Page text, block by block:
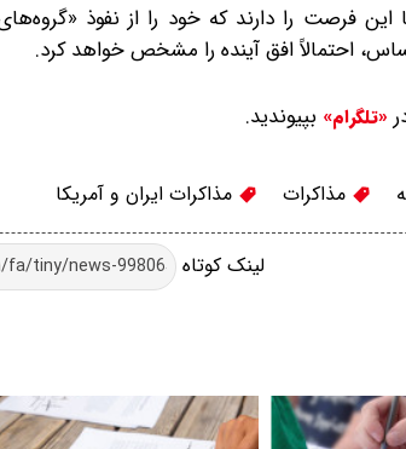
این فرصت را دارند که خود را از نفوذ
احتمالاً افق آینده‌ را مشخص خواهد کرد.
«تلگرام» بپیوندید.
مذاکرات مذاکرات ایران و آمریکا
لینک کوتاه